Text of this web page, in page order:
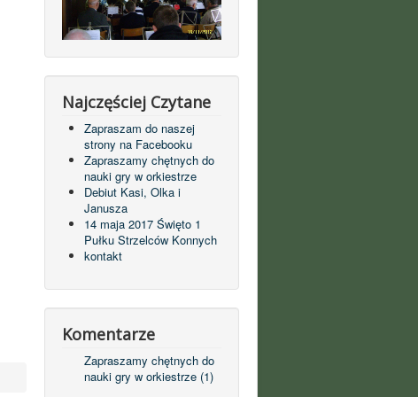
Najczęściej Czytane
Zapraszam do naszej
strony na Facebooku
Zapraszamy chętnych do
nauki gry w orkiestrze
Debiut Kasi, Olka i
Janusza
14 maja 2017 Święto 1
Pułku Strzelców Konnych
kontakt
Komentarze
Zapraszamy chętnych do
nauki gry w orkiestrze (1)